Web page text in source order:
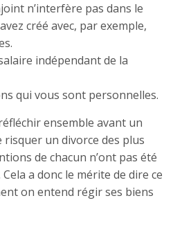
n’interfère pas dans le
créé avec, par exemple,
indépendant de la
qui vous sont personnelles.
ensemble avant un
un divorce des plus
de chacun n’ont pas été
a donc le mérite de dire ce
on entend régir ses biens